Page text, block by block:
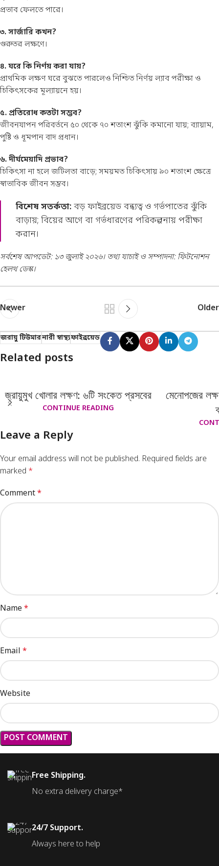
প্রভাব ফেলতে পারে।
৩. সার্জারি কখন?
গুরুতর লক্ষণে।
৪. ঘরে কি নির্ণয় করা যায়?
প্রাথমিক লক্ষণ ঘরে বুঝতে পারলেও নিশ্চিত নির্ণয় ল্যাব পরীক্ষা ও
চিকিৎসকের মূল্যায়নে হয়।
৫. প্রতিরোধ কতটা সম্ভব?
জীবনযাপন পরিবর্তনে ৫০ থেকে ৭০ শতাংশ ঝুঁকি কমানো যায়; ব্যায়াম,
পুষ্টি ও ধূমপান বাদ প্রধান।
৬. দীর্ঘমেয়াদি প্রভাব?
চিকিৎসা না হলে জটিলতা বাড়ে; সময়মত চিকিৎসায় ৯০ শতাংশ ক্ষেত্রে
স্বাভাবিক জীবন সম্ভব।
বিশেষ সতর্কতা: বড় ফাইব্রয়েড বন্ধ্যত্ব ও গর্ভপাতের ঝুঁকি
বাড়ায়; বিয়ের আগে বা গর্ভধারণের পরিকল্পনায় পরীক্ষা
করান।
সর্বশেষ আপডেট: ১৩ জুলাই ২০২৬। তথ্য যাচাই ও সম্পাদনা: ফিটনোশন
হেলথ ডেস্ক।
Newer Older
জরায়ু টিউমারনারী স্বাস্থ্যফাইব্রয়েড
Related posts
জরায়ুমুখ খোলার লক্ষণ: ৬টি সংকেত প্রসবের
CONTINUE READING
মেনোপজের
Leave a Reply
Your email address will not be published. Required fields are
marked *
Comment*
Name*
Email *
Website
Free Shipping.
No extra delivery charge*
24/7 Support.
Always here to help